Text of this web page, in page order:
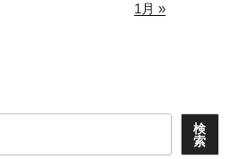
1月 »
検
索